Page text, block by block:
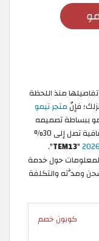
منذ اللحظة
فإنّ متجر تيمو
ببساطة تصميمه
وتوفير المنتجات بأسعار مميزة، وخصومات إضافية تصل إلى 30%
"
TEM13
".
حول خدمة
ومدَّته والتكلفة
كوبون خصم